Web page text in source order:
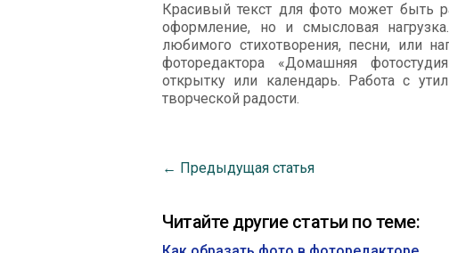
Красивый текст для фото может быть
оформление, но и смысловая
любимого стихотворения, песни, или
фоторедактора «Домашняя
открытку или календарь. Работа с
творческой радости.
← Предыдущая статья
Читайте другие статьи по теме: